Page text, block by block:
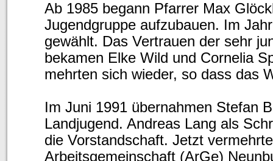
Ab 1985 begann Pfarrer Max
Jugendgruppe aufzubauen. Im
gewählt. Das Vertrauen der sehr
bekamen Elke Wild und Cornelia
mehrten sich wieder, so dass das
Im Juni 1991 übernahmen Stefan
Landjugend. Andreas Lang als
die Vorstandschaft. Jetzt
Arbeitsgemeinschaft (ArGe)